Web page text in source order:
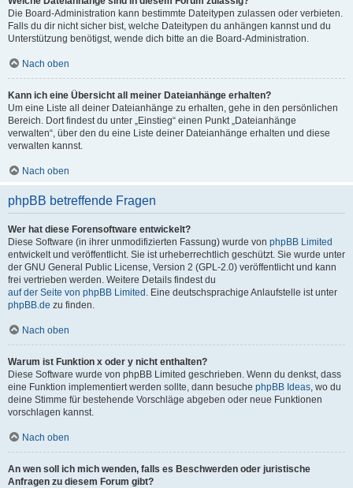
Die Board-Administration kann bestimmte Dateitypen zulassen oder verbieten.
Falls du dir nicht sicher bist, welche Dateitypen du anhängen kannst und du
Unterstützung benötigst, wende dich bitte an die Board-Administration.
Nach oben
Kann ich eine Übersicht all meiner Dateianhänge erhalten?
Um eine Liste all deiner Dateianhänge zu erhalten, gehe in den persönlichen
Bereich. Dort findest du unter „Einstieg“ einen Punkt „Dateianhänge
verwalten“, über den du eine Liste deiner Dateianhänge erhalten und diese
verwalten kannst.
Nach oben
phpBB betreffende Fragen
Wer hat diese Forensoftware entwickelt?
Diese Software (in ihrer unmodifizierten Fassung) wurde von phpBB Limited
entwickelt und veröffentlicht. Sie ist urheberrechtlich geschützt. Sie wurde unter
der GNU General Public License, Version 2 (GPL-2.0) veröffentlicht und kann
frei vertrieben werden. Weitere Details findest du
auf der Seite von phpBB Limited . Eine deutschsprachige Anlaufstelle ist unter
phpBB.de zu finden.
Nach oben
Warum ist Funktion x oder y nicht enthalten?
Diese Software wurde von phpBB Limited geschrieben. Wenn du denkst, dass
eine Funktion implementiert werden sollte, dann besuche phpBB Ideas, wo du
deine Stimme für bestehende Vorschläge abgeben oder neue Funktionen
vorschlagen kannst.
Nach oben
An wen soll ich mich wenden, falls es Beschwerden oder juristische
Anfragen zu diesem Forum gibt?